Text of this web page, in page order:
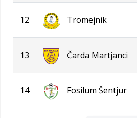
12 Tromejnik
13 Čarda Martjanci
14 Fosilum Šentjur